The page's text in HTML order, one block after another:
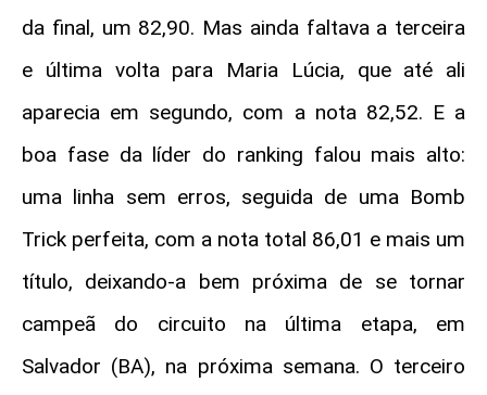
da final, um 82,90. Mas ainda faltava a terceira
e última volta para Maria Lúcia, que até ali
aparecia em segundo, com a nota 82,52. E a
boa fase da líder do ranking falou mais alto:
uma linha sem erros, seguida de uma Bomb
Trick perfeita, com a nota total 86,01 e mais um
título, deixando-a bem próxima de se tornar
campeã do circuito na última etapa, em
Salvador (BA), na próxima semana. O terceiro